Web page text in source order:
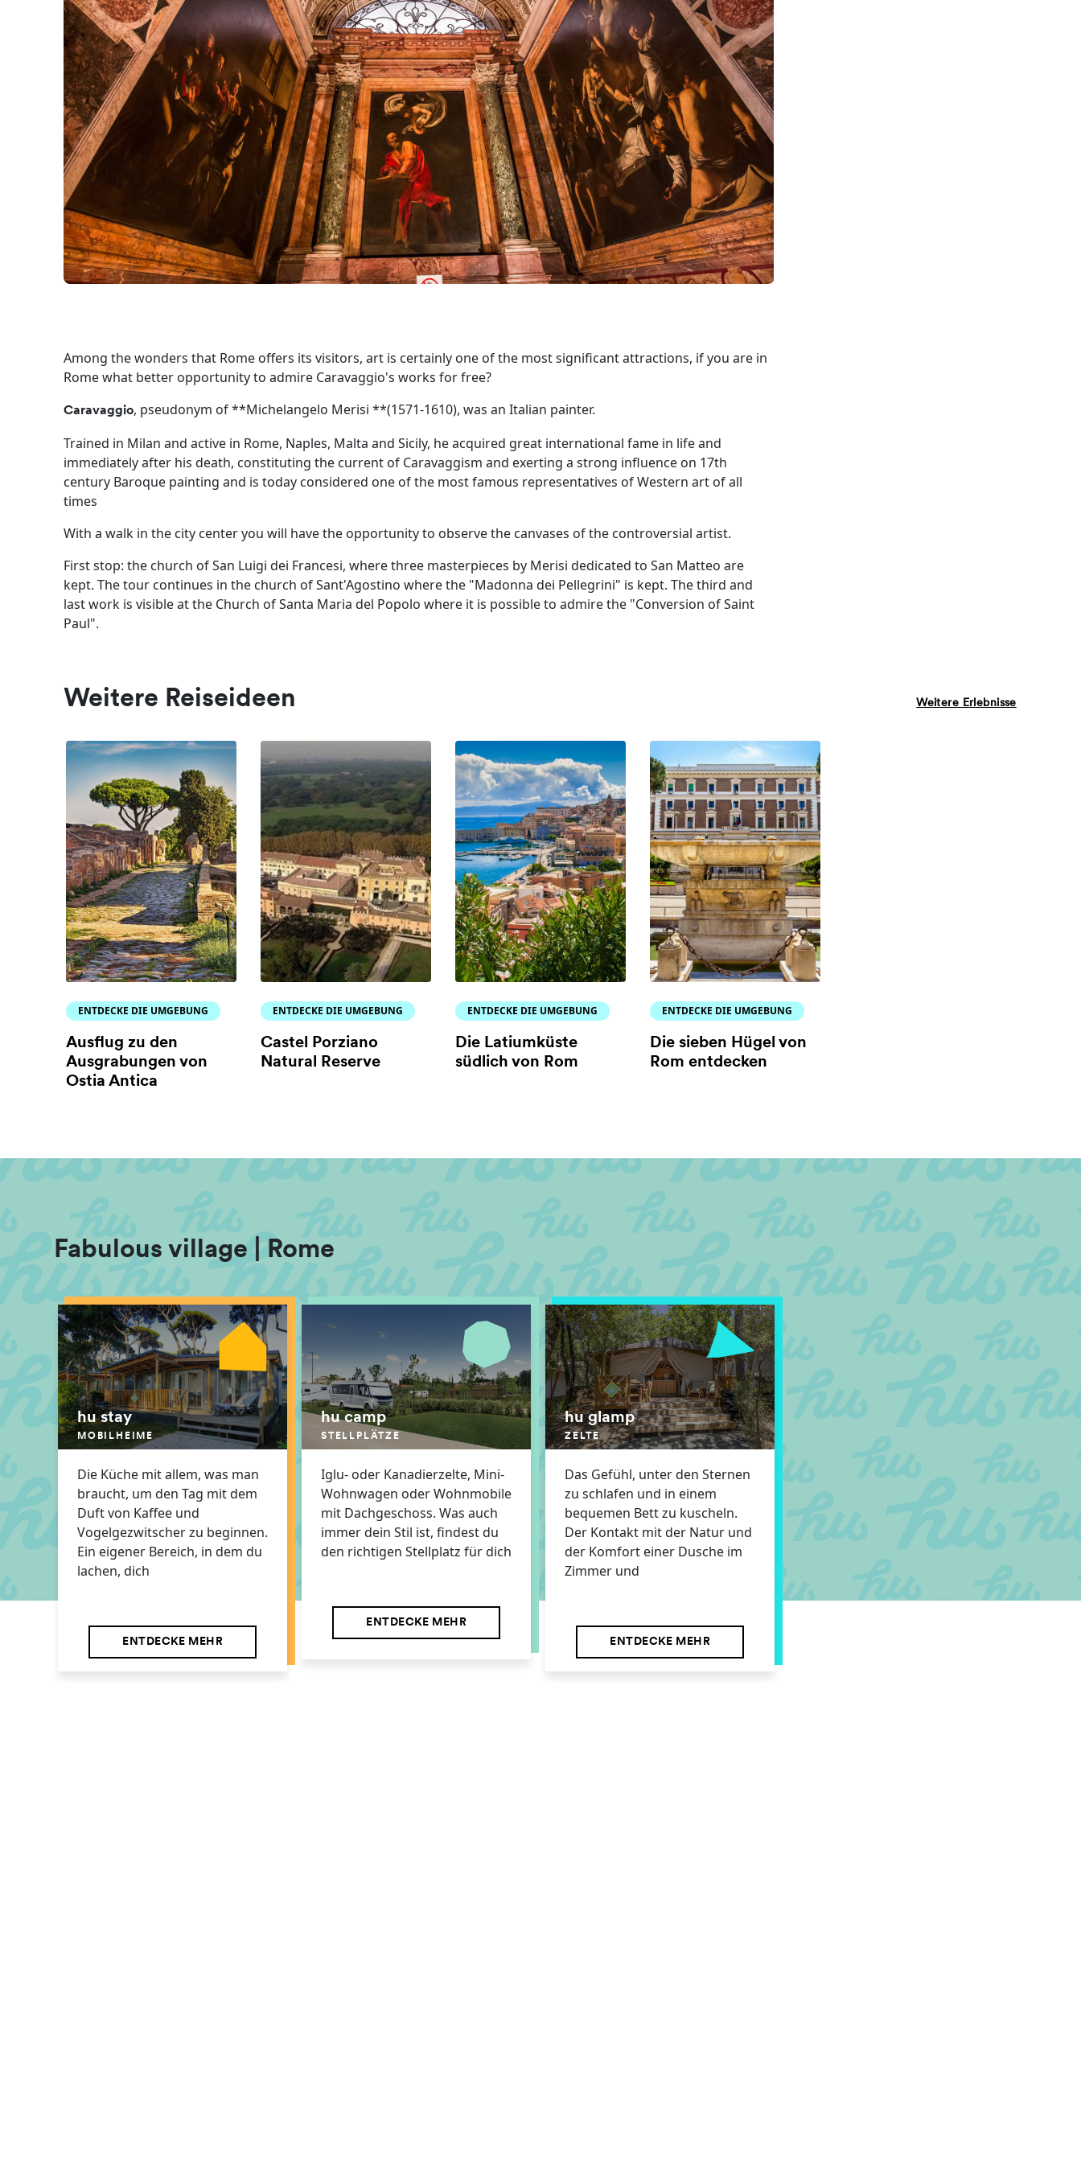
Among the wonders that Rome offers its visitors, art is certainly one of the most significant attractions, if you are in
Rome what better opportunity to admire Caravaggio's works for free?
Caravaggio, pseudonym of **Michelangelo Merisi **(1571-1610), was an Italian painter.
Trained in Milan and active in Rome, Naples, Malta and Sicily, he acquired great international fame in life and
immediately after his death, constituting the current of Caravaggism and exerting a strong influence on 17th
century Baroque painting and is today considered one of the most famous representatives of Western art of all
times
With a walk in the city center you will have the opportunity to observe the canvases of the controversial artist.
First stop: the church of San Luigi dei Francesi, where three masterpieces by Merisi dedicated to San Matteo are
kept. The tour continues in the church of Sant'Agostino where the "Madonna dei Pellegrini" is kept. The third and
last work is visible at the Church of Santa Maria del Popolo where it is possible to admire the "Conversion of Saint
Paul".
Weitere Reiseideen Weitere Erlebnisse
ENTDECKE DIE UMGEBUNG
Ausflug zu den
Ausgrabungen von
Ostia Antica
ENTDECKE DIE UMGEBUNG
Castel Porziano
Natural Reserve
ENTDECKE DIE UMGEBUNG
Die Latiumküste
südlich von Rom
ENTDECKE DIE UMGEBUNG
Die sieben Hügel von
Rom entdecken
Fabulous village | Rome
hu stay
MOBILHEIME
Die Küche mit allem, was man
braucht, um den Tag mit dem
Duft von Kaffee und
Vogelgezwitscher zu beginnen.
Ein eigener Bereich, in dem du
lachen, dich
ENTDECKE MEHR
hu camp
STELLPLÄTZE
Iglu- oder Kanadierzelte, Mini-
Wohnwagen oder Wohnmobile
mit Dachgeschoss. Was auch
immer dein Stil ist, findest du
den richtigen Stellplatz für dich
ENTDECKE MEHR
hu glamp
ZELTE
Das Gefühl, unter den Sternen
zu schlafen und in einem
bequemen Bett zu kuscheln.
Der Kontakt mit der Natur und
der Komfort einer Dusche im
Zimmer und
ENTDECKE MEHR